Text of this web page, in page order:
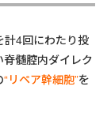
計4回にわたり投
髄腔内ダイレク
“リペア幹細胞”を